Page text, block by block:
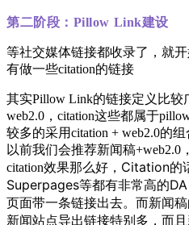
第二阶段：Pillow Link建设
等社交媒体链接都收录了，就
有做一些citation的链接
其实Pillow Link的链接定义比较
web2.0，citation这些都属于
较多的采用citation + web2.0的组
以前我们会推荐新闻稿
citation效果那么好， Citation的
Superpages等都有非常高的DA
页面带一条链接出去。 而新闻
新闻站点导出链接特别多， 而